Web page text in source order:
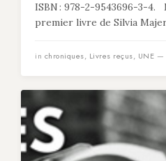
ISBN : 978-2-9543696-3-
premier livre de Silvia
in chroniques, Livres reçus, UNE —